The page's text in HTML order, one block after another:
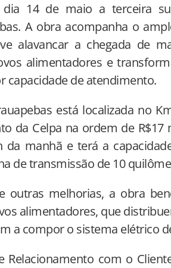
14 de maio a terceira
A obra acompanha o
alavancar a chegada de
alimentadores e
capacidade de atendimento.
está localizada no
da Celpa na ordem de R$17
da manhã e terá a
de transmissão de 10
outras melhorias, a obra
alimentadores, que
a compor o sistema elétrico
Relacionamento com o